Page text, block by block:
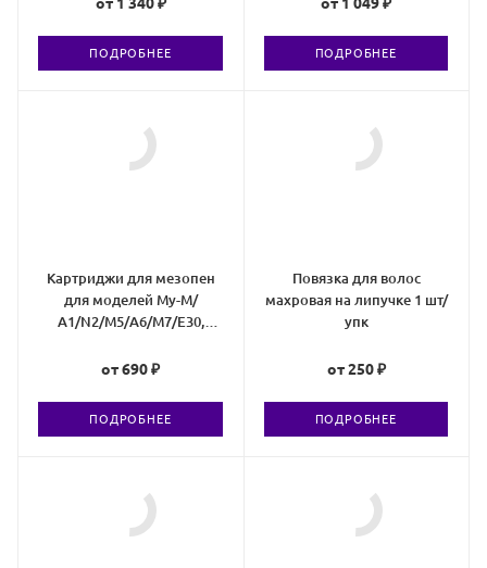
от 1 340 ₽
ПОДРОБНЕЕ
от 1 049 ₽
ПОДРОБНЕЕ
Картриджи для мезопен
для моделей My-M/
А1/N2/M5/А6/М7/E30,
от690 ₽
ПОДРОБНЕЕ
Повязка для волос
махровая на липучке 1 шт/
упк
от250 ₽
ПОДРОБНЕЕ